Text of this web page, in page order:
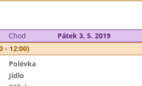
Chod Pátek 3. 5. 2019
- 12:00)
Polévka
Jídlo